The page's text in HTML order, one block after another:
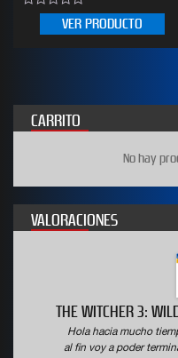
VER PRODUCTO
CARRITO
No hay
VALORACIONES
THE WITCHER 3:
Hola hacia mucho
al fin voy a poder